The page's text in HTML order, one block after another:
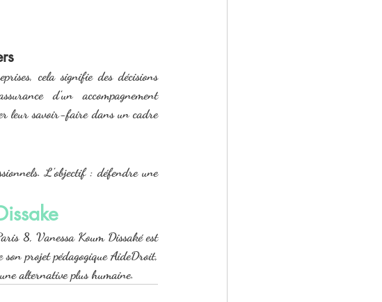
cela signifie des décisions
d’un accompagnement
leur savoir-faire dans un cadre
L’objectif : défendre une
8, Vanessa Koum Dissaké est
projet pédagogique AideDroit,
alternative plus humaine.